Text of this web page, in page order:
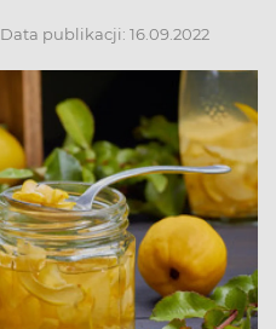
Data publikacji: 16.09.2022